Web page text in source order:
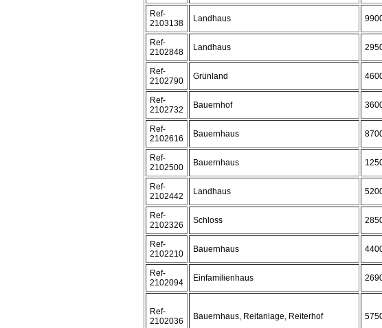
Ref-
2103138
Landhaus
Ref-
2102848
Landhaus
Ref-
2102790
Grünland
Ref-
2102732
Bauernhof
Ref-
2102616
Bauernhaus
Ref-
2102500
Bauernhaus
Ref-
2102442
Landhaus
Ref-
2102326
Schloss
Ref-
2102210
Bauernhaus
Ref-
2102094
Einfamilienhaus
Ref-
2102036
Bauernhaus, Reitanlage, Reiterhof